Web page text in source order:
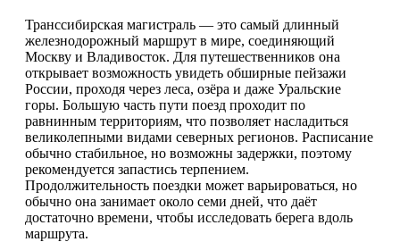
Транссибирская магистраль — это самый длинный
железнодорожный маршрут в мире, соединяющий
Москву и Владивосток. Для путешественников она
открывает возможность увидеть обширные пейзажи
России, проходя через леса, озёра и даже Уральские
горы. Большую часть пути поезд проходит по
равнинным территориям, что позволяет насладиться
великолепными видами северных регионов. Расписание
обычно стабильное, но возможны задержки, поэтому
рекомендуется запастись терпением.
Продолжительность поездки может варьироваться, но
обычно она занимает около семи дней, что даёт
достаточно времени, чтобы исследовать берега вдоль
маршрута.